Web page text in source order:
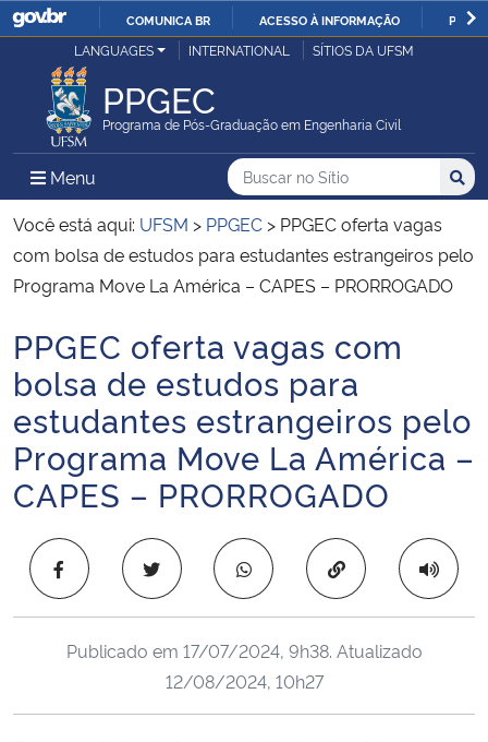
IR
COMUNICA BR ACESSO À INFORMAÇÃO
Ministério da Justiça e Segurança Pública
Ministério da Defesa
Ministério das Relações Exteriores
Ministério da Economia
Ministério da Infraestrutura
Ministério da Agricultura, Pecuária e Abastecimento
Ministério da Educação
Ministério da Cidadania
Ministério da Saúde
Ministério de Minas e Energia
Ministério da Ciência, Tecnologia, Inovações e Comunicações
Ministério do Meio Ambiente
LANGUAGES INTERNATIONAL SÍTIOS DA UFSM
PPGEC
Programa de Pós-Graduação em Engenharia Civil
Menu Menu Principal do Sítio
Busca
Buscar no no Sítio
Busca:
Você está aqui: UFSM > PPGEC > PPGEC oferta vagas
com bolsa de estudos para estudantes estrangeiros pelo
Programa Move La América – CAPES – PRORROGADO
Início do conteúdo
PPGEC oferta vagas com
bolsa de estudos para
estudantes estrangeiros pelo
Programa Move La América –
CAPES – PRORROGADO
Copiar para área
Publicado em 17/07/2024, 9h38. Atualizado
12/08/2024, 10h27